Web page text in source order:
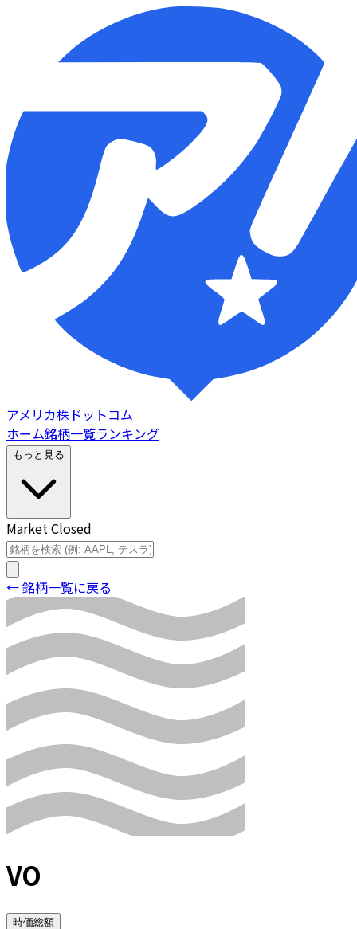
アメリカ株ドットコム
ホーム銘柄一覧ランキング
もっと見る
Market Closed
← 銘柄一覧に戻る
VO
時価総額